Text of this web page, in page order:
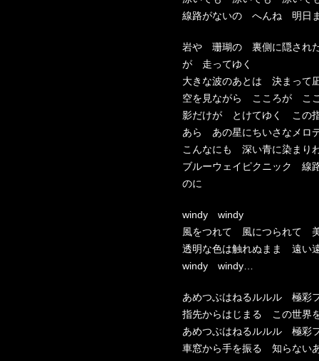
線路がないの へんね 明日
岩や 珊瑚の 裏側に隠され
が 走ってゆく
大きな波のあとは 決まって
空を見ながら こころが こ
影だけが とけてゆく この
あら あの星にちいさなメ
こんなにも 深い青に染まり
ブルーウェイピクニック 線
のに
windy windy
風をつれて 風につられて
透明な色は触れぬまま 遠
windy windy…
あめつぶはねるルルル 極彩
指先からはじまる この世界
あめつぶはねるルルル 極彩
車窓から手を振る 知らない